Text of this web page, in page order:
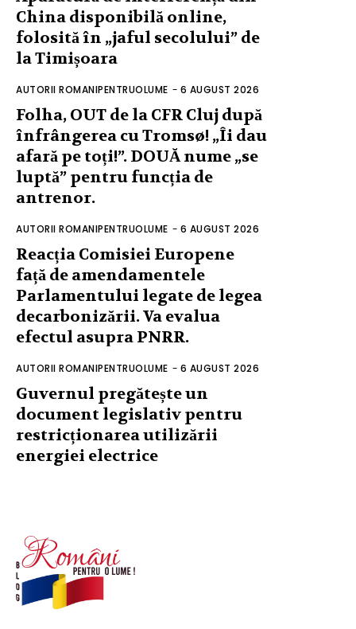
China disponibilă online,
folosită în „jaful secolului” de
la Timișoara
AUTORII ROMANIPENTRUOLUME - 6 AUGUST 2026
Folha, OUT de la CFR Cluj după
înfrângerea cu Tromsø! „Îi dau
afară pe toți!”. DOUĂ nume „se
luptă” pentru funcția de
antrenor.
AUTORII ROMANIPENTRUOLUME - 6 AUGUST 2026
Reacția Comisiei Europene
față de amendamentele
Parlamentului legate de legea
decarbonizării. Va evalua
efectul asupra PNRR.
AUTORII ROMANIPENTRUOLUME - 6 AUGUST 2026
Guvernul pregătește un
document legislativ pentru
restricționarea utilizării
energiei electrice